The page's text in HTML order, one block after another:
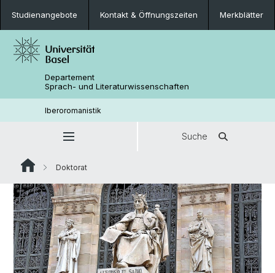
Studienangebote Kontakt & Öffnungszeiten Merkblätter
Departement
Sprach- und Literaturwissenschaften
Iberoromanistik
Suche
Doktorat